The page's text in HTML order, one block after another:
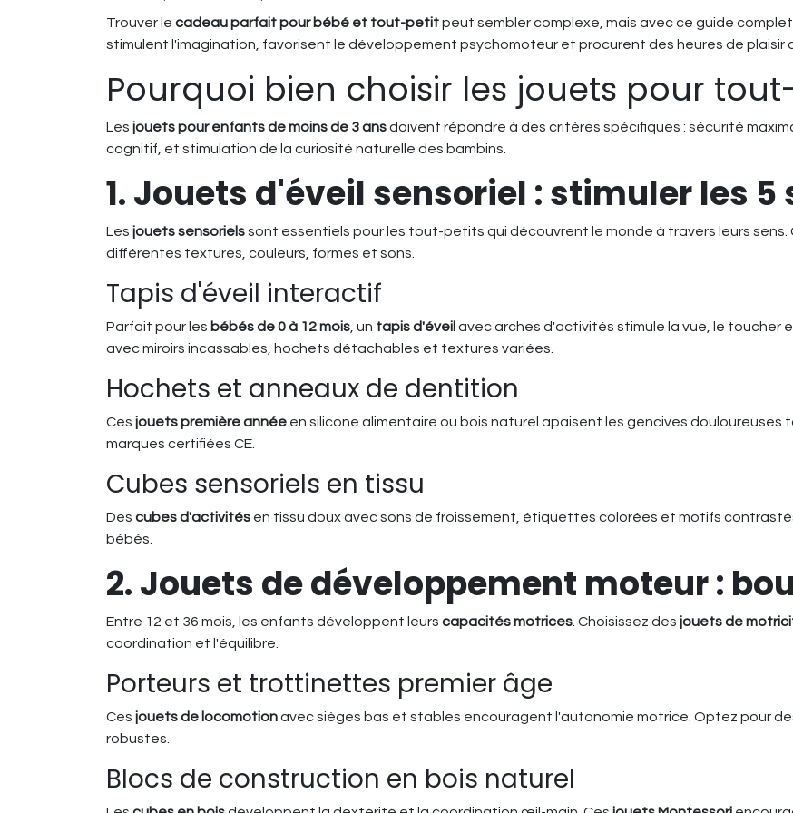
Trouver le cadeau parfait pour bébé et tout-petitpeut sembler complexe, mais avec ce guide
stimulent l'imagination, favorisent le développement psychomoteur et procurent des heures de plaisir
Pourquoi bien choisir les jouets pour
Les jouets pour enfants de moins de 3 ansdoivent répondre à des critères spécifiques : sécurité
cognitif, et stimulation de la curiosité naturelle des bambins.
1. Jouets d'éveil sensoriel : stimuler les 5
Les jouets sensorielssont essentiels pour les tout-petits qui découvrent le monde à travers leurs sens.
différentes textures, couleurs, formes et sons.
Tapis d'éveil interactif
Parfait pour les bébés de 0 à 12 mois , un tapis d'éveil avec arches d'activités stimule la vue, le toucher
avec miroirs incassables, hochets détachables et textures variées.
Hochets et anneaux de dentition
Ces jouets première année en silicone alimentaire ou bois naturel apaisent les gencives douloureuses
marques certifiées CE.
Cubes sensoriels en tissu
Des cubes d'activités en tissu doux avec sons de froissement, étiquettes colorées et motifs
bébés.
2. Jouets de développement moteur :
Entre 12 et 36 mois, les enfants développent leurs capacités motrices . Choisissez des jouets de
coordination et l'équilibre.
Porteurs et trottinettes premier âge
Ces jouets de locomotionavec sièges bas et stables encouragent l'autonomie motrice. Optez pour
robustes.
Blocs de construction en bois naturel